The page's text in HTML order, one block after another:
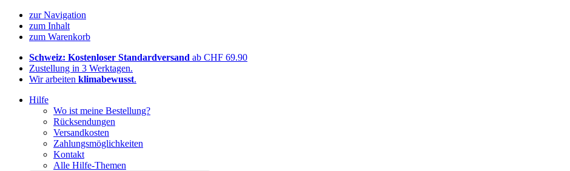
zur Navigation
zum Inhalt
zum Warenkorb
Schweiz: Kostenloser Standardversand ab CHF 69.90
Zustellung in 3 Werktagen.
Wir arbeiten klimabewusst.
Hilfe
Wo ist meine Bestellung?
Rücksendungen
Versandkosten
Zahlungsmöglichkeiten
Kontakt
Alle Hilfe-Themen